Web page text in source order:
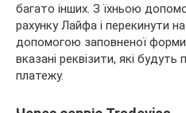
багато інших. З їхньою
рахунку Лайфа і перекинути
допомогою заповненої форми
вказані реквізити, які
платежу.